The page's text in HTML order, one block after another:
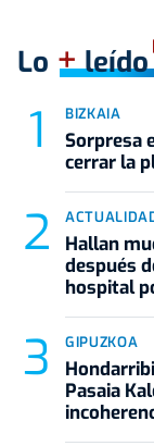
Lo +leído
BIZKAIA
Sorpresa
cerrar la
Hallan
después
hospital
GIPUZKOA
Pasaia